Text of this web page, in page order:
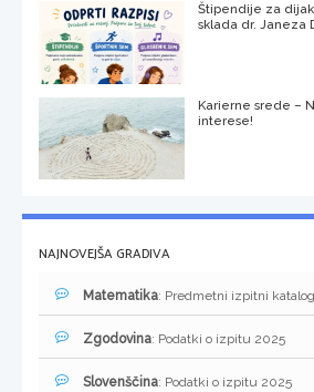
Štipendije za
sklada dr. Janeza
Karierne srede –
interese!
NAJNOVEJŠA GRADIVA
Matematika: Predmetni izpitni
Zgodovina: Podatki o izpitu 2025
Slovenščina: Podatki o izpitu 2025